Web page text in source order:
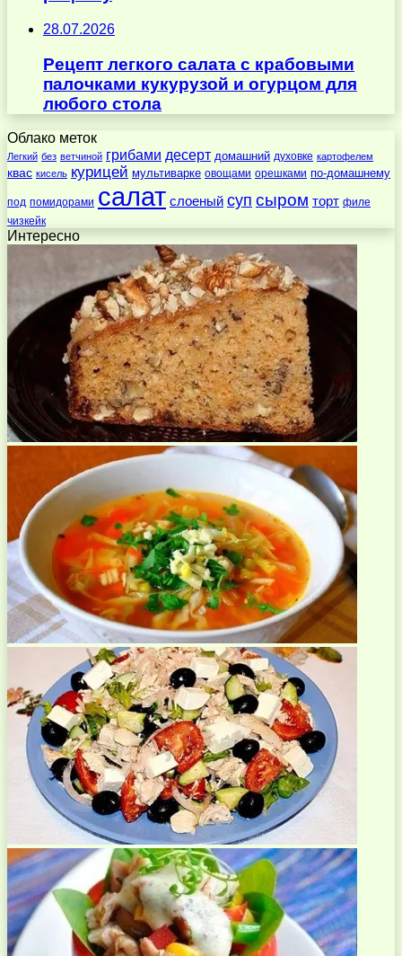
28.07.2026
Рецепт легкого салата с крабовыми
палочками кукурузой и огурцом для
любого стола
Облако меток
Легкий без ветчиной грибами десерт домашний духовке картофелем
квас кисель курицей мультиварке овощами орешками по-домашнему
под помидорами салат слоеный суп сыром торт филе
чизкейк
Интересно